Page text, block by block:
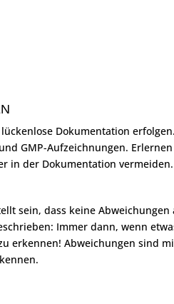
Dokumentation
GMP-Aufzeichnungen. Erlernen
in der Dokumentation vermeiden.
sein, dass keine
Immer dann, wenn
erkennen! Abweichungen sind